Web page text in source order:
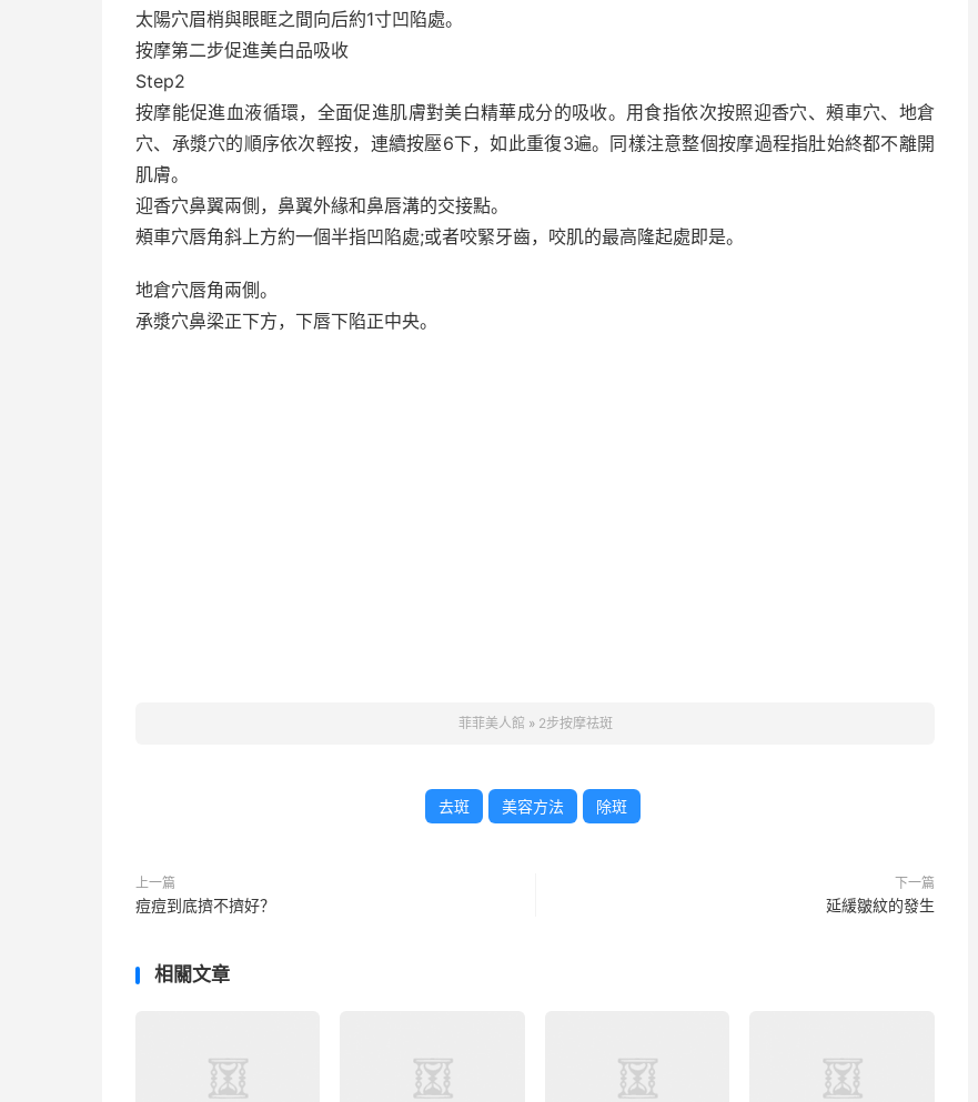
太陽穴眉梢與眼眶之間向后約1寸凹陷處。
按摩第二步促進美白品吸收
Step2
按摩能促進血液循環，全面促進肌膚對美白精華成分的吸收。用食指依次按照迎香穴、頰車穴、地倉
穴、承漿穴的順序依次輕按，連續按壓6下，如此重復3遍。同樣注意整個按摩過程指肚始終都不離開
肌膚。
迎香穴鼻翼兩側，鼻翼外緣和鼻唇溝的交接點。
頰車穴唇角斜上方約一個半指凹陷處;或者咬緊牙齒，咬肌的最高隆起處即是。
地倉穴唇角兩側。
承漿穴鼻梁正下方，下唇下陷正中央。
菲菲美人館 » 2步按摩祛斑
去斑 美容方法 除斑
上一篇
痘痘到底擠不擠好？
下一篇
延緩皺紋的發生
相關文章